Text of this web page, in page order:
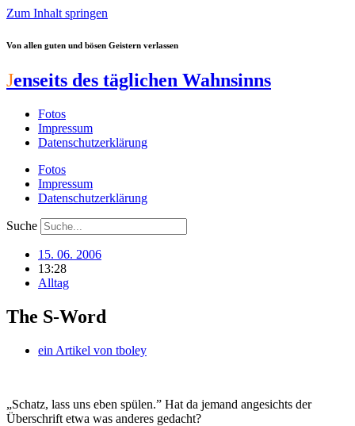
Zum Inhalt springen
Von allen guten und bösen Geistern verlassen
Jenseits des täglichen Wahnsinns
Fotos
Impressum
Datenschutzerklärung
Fotos
Impressum
Datenschutzerklärung
Suche
15. 06. 2006
13:28
Alltag
The S-Word
ein Artikel von tboley
„Schatz, lass uns eben spülen.” Hat da jemand angesichts der
Überschrift etwa was anderes gedacht?